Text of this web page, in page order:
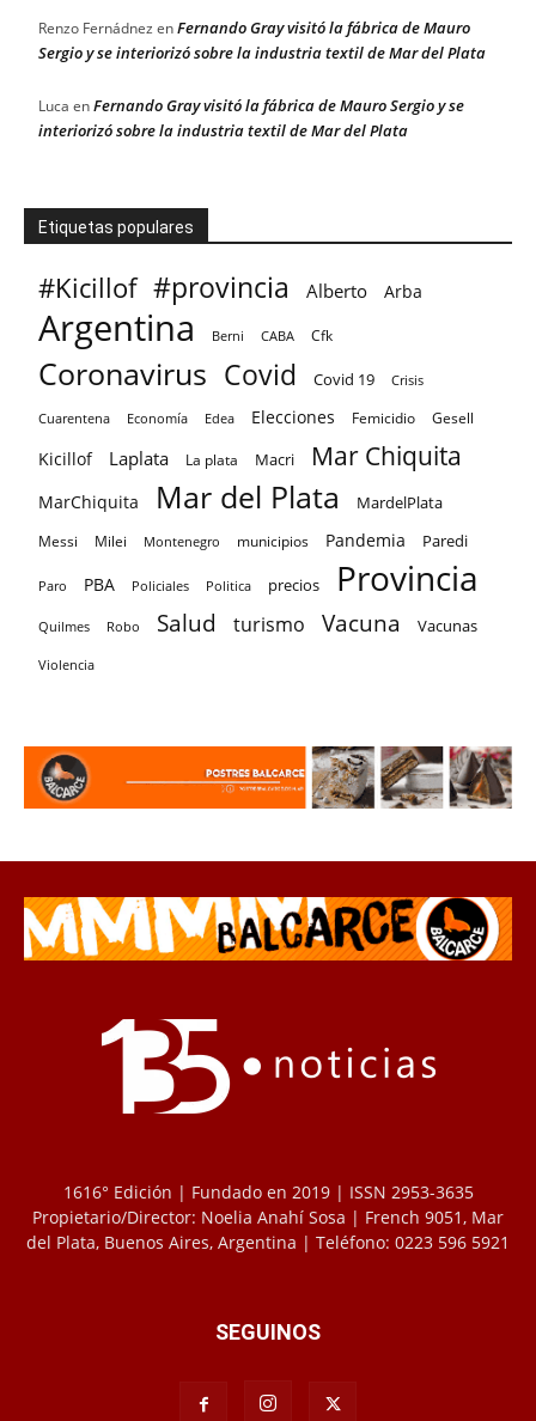
Renzo Fernádnez enFernando Gray visitó la fábrica de Mauro
Sergio y se interiorizó sobre la industria textil de Mar del Plata
Luca enFernando Gray visitó la fábrica de Mauro Sergio y se
interiorizó sobre la industria textil de Mar del Plata
Etiquetas populares
#Kicillof #provincia Alberto Arba
Argentina Berni CABA Cfk
Coronavirus Covid Covid 19 Crisis
Cuarentena Economía Edea Elecciones Femicidio Gesell
Kicillof Laplata La plata Macri Mar Chiquita
MarChiquita Mar del Plata MardelPlata
Messi Milei Montenegro municipios Pandemia Paredi
Paro PBA Policiales Politica precios Provincia
Quilmes Robo Salud turismo Vacuna Vacunas
Violencia
1616° Edición | Fundado en 2019 | ISSN 2953-3635
Propietario/Director: Noelia Anahí Sosa | French 9051, Mar
del Plata, Buenos Aires, Argentina | Teléfono: 0223 596 5921
SEGUINOS